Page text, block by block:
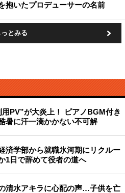
抱いたプロデューサーの名前
っとみる
PV”が大炎上！ ピアノBGM付き
暑に汗一滴かかない不可解
済学部から就職氷河期にリクルー
1日で辞めて役者の道へ
清水アキラに心配の声…子供を亡